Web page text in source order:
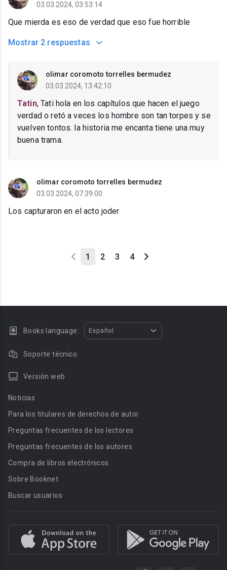
03.03.2024, 03:53:14
Que mierda es eso de verdad que eso fue horrible
Mostrar 2 respuestas
olimar coromoto torrelles bermudez
03.03.2024, 13:42:10
Tatin, Tati hola en los capítulos que hacen el juego
verdad o retó a veces los hombre son tan torpes y se
vuelven tontos. la historia me encanta tiene una muy
buena trama.
olimar coromoto torrelles bermudez
03.03.2024, 07:39:00
Los capturaron en el acto joder
1 2 3 4
Books language: Español
Soporte técnico
Versión web
Noticias
Para los titulares de derechos de autor
Preguntas frecuentes de los lectores
Preguntas frecuentes de los autores
Compra de libros electrónicos
Sobre Booknet
Buscar usuarios